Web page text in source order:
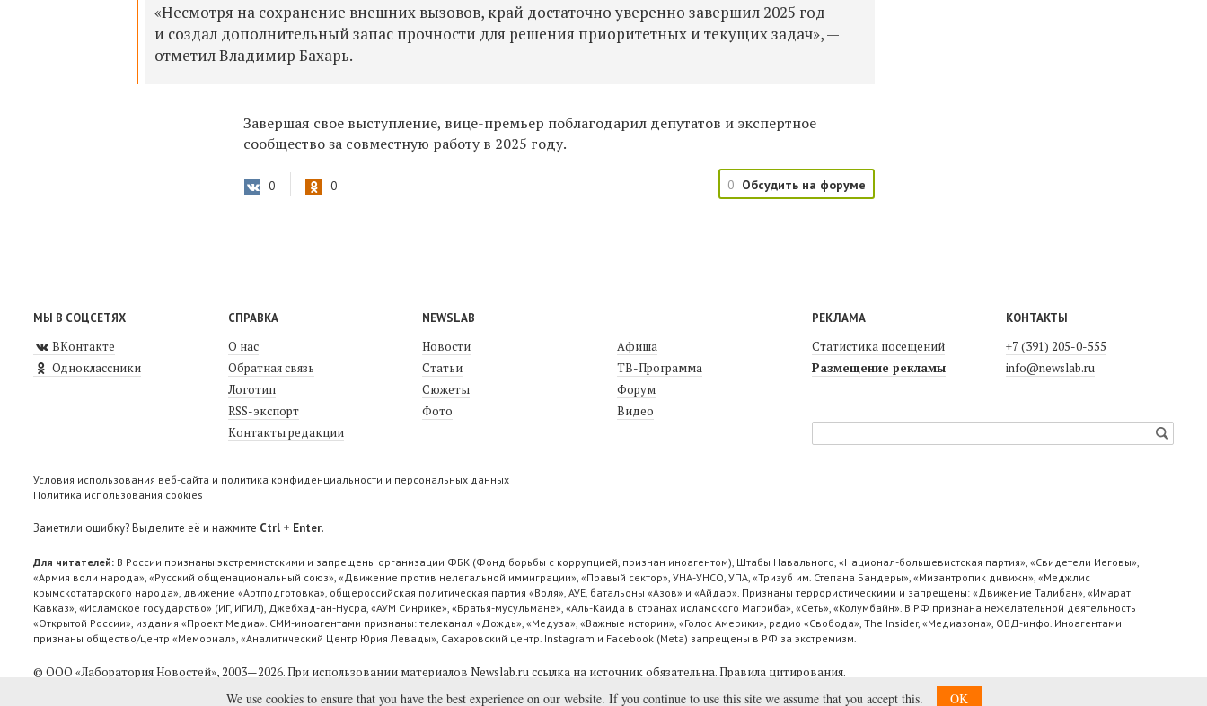
«Несмотря на сохранение внешних вызовов, край достаточно уверенно завершил 2025 год
и создал дополнительный запас прочности для решения приоритетных и текущих задач», —
отметил Владимир Бахарь.
Завершая свое выступление, вице-премьер поблагодарил депутатов и экспертное
сообщество за совместную работу в 2025 году.
0 0 0 Обсудить на форуме
МЫ В СОЦСЕТЯХ
ВКонтакте
Одноклассники
СПРАВКА
О нас
Обратная связь
Логотип
RSS-экспорт
Контакты редакции
NEWSLAB
Новости
Статьи
Сюжеты
Фото
Афиша
ТВ-Программа
Форум
Видео
РЕКЛАМА
Статистика посещений
Размещение рекламы
КОНТАКТЫ
+7 (391) 205-0-555
info@newslab.ru
Условия использования веб-сайта и политика конфиденциальности и персональных данных
Политика использования cookies
Заметили ошибку? Выделите её и нажмите Ctrl + Enter.
Для читателей: В России признаны экстремистскими и запрещены организации ФБК (Фонд борьбы с коррупцией, признан иноагентом), Штабы Навального, «Национал-большевистская партия», «Свидетели Иеговы»,
«Армия воли народа», «Русский общенациональный союз», «Движение против нелегальной иммиграции», «Правый сектор», УНА-УНСО, УПА, «Тризуб им. Степана Бандеры», «Мизантропик дивижн», «Меджлис
крымскотатарского народа», движение «Артподготовка», общероссийская политическая партия «Воля», АУЕ, батальоны «Азов» и «Айдар». Признаны террористическими и запрещены: «Движение Талибан», «Имарат
Кавказ», «Исламское государство» (ИГ, ИГИЛ), Джебхад-ан-Нусра, «АУМ Синрике», «Братья-мусульмане», «Аль-Каида в странах исламского Магриба», «Сеть», «Колумбайн». В РФ признана нежелательной деятельность
«Открытой России», издания «Проект Медиа». СМИ-иноагентами признаны: телеканал «Дождь», «Медуза», «Важные истории», «Голос Америки», радио «Свобода», The Insider, «Медиазона», ОВД-инфо. Иноагентами
признаны общество/центр «Мемориал», «Аналитический Центр Юрия Левады», Сахаровский центр. Instagram и Facebook (Metа) запрещены в РФ за экстремизм.
© ООО «Лаборатория Новоcтей», 2003—2026.При использовании материалов Newslab.ru ссылка на источник обязательна.Правила цитирования.
We use cookies to ensure that you have the best experience on our website. If you continue to use this site we assume that you accept this. OK